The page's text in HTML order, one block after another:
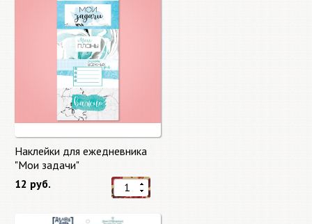
Наклейки для ежедневника
"Мои задачи"
12 руб.